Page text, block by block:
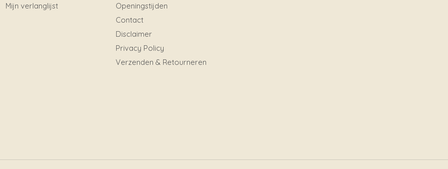
Mijn verlanglijst
Openingstijden
Contact
Disclaimer
Privacy Policy
Verzenden & Retourneren